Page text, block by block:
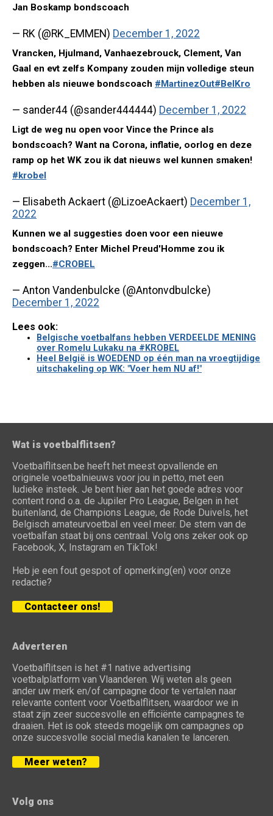
Jan Boskamp bondscoach
— RK (@RK_EMMEN) December 1, 2022
Vrancken, Hjulmand, Vanhaezebrouck, Clement, Van
Gaal en evt zelfs Kompany zouden mijn volledige steun
hebben als nieuwe bondscoach #MartinezOut#BelKro
— sander44 (@sander444444) December 1, 2022
Ligt de weg nu open voor Vince the Prince als
bondscoach? Want na Corona, inflatie, oorlog en deze
ramp op het WK zou ik dat nieuws wel kunnen smaken!
#krobel
— Elisabeth Ackaert (@LizoeAckaert) December 1,
2022
Kunnen we al suggesties doen voor een nieuwe
bondscoach? Enter Michel Preud'Homme zou ik
zeggen...#CROBEL
— Anton Vandenbulcke (@Antonvdbulcke)
December 1, 2022
Lees ook:
Belgische voetbalfans hebben VERDEELDE MENING
over Romelu Lukaku na #KROBEL
Heel België is WOEDEND op één man na vroegtijdige
uitschakeling op WK: "Voer hem NU af!"
Wat is voetbalflitsen?
Voetbalflitsen.be heeft het meest opvallende en
originele voetbalnieuws voor jou in petto, met een
ludieke insteek. Je bent hier aan het goede adres voor
content rond o.a. de Jupiler Pro League, Belgen in het
buitenland, de Champions League, de Rode Duivels, het
Belgisch amateurvoetbal en veel meer. De stem van de
voetbalfan staat bij ons centraal. Volg ons zeker ook op
Facebook, X, Instagram en TikTok!
Heb je een fout gespot of opmerking(en) voor onze
redactie?
Contacteer ons!
Adverteren
Voetbalflitsen is het #1 native advertising
voetbalplatform van Vlaanderen. Wij weten als geen
ander uw merk en/of campagne door te vertalen naar
relevante content voor Voetbalflitsen, waardoor we in
staat zijn zeer succesvolle en efficiënte campagnes te
draaien. Het is ook steeds mogelijk om campagnes op
onze succesvolle social media kanalen te lanceren.
Meer weten?
Volg ons